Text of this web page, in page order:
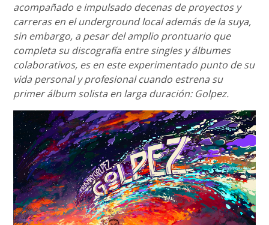
acompañado e impulsado decenas de proyectos y
carreras en el underground local además de la suya,
sin embargo, a pesar del amplio prontuario que
completa su discografía entre singles y álbumes
colaborativos, es en este experimentado punto de su
vida personal y profesional cuando estrena su
primer álbum solista en larga duración: Golpez.